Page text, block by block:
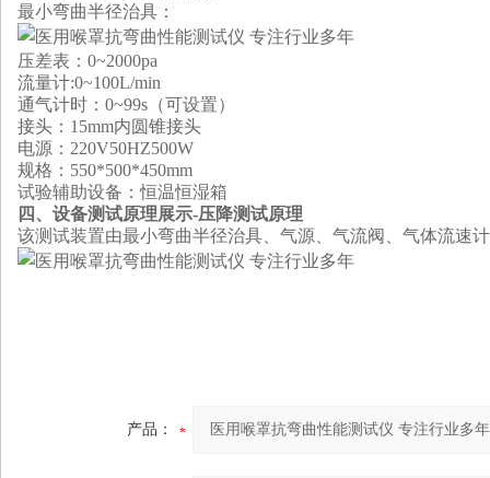
最小弯曲半径治具：
压差表：0~2000pa
流量计:0~100L/min
通气计时：0~99s（可设置）
接头：15mm内圆锥接头
电源：220V50HZ500W
规格：550*500*450mm
试验辅助设备：恒温恒湿箱
四、设备测试原理展示-压降测试原理
该测试装置由最小弯曲半径治具、气源、气流阀、气体流速
产品：